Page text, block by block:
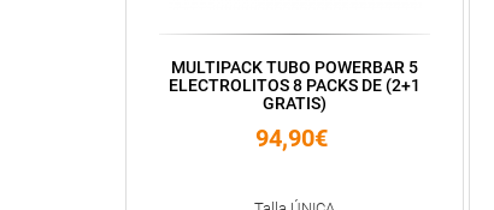
MULTIPACK TUBO POWERBAR 5
ELECTROLITOS 8 PACKS DE (2+1
GRATIS)
94,90€